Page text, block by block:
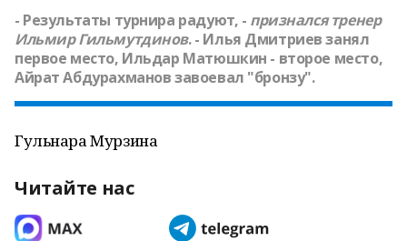
- Результаты турнира радуют, - признался тренер
Ильмир Гильмутдинов.- Илья Дмитриев занял
первое место, Ильдар Матюшкин - второе место,
Айрат Абдурахманов завоевал "бронзу".
Гульнара Мурзина
Читайте нас